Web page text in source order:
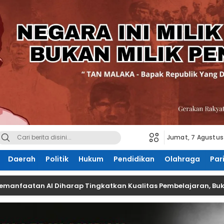
Jumat, 7
Daerah Politik Hukum Pendidikan Olahraga
AI Diharap Tingkatkan Kualitas Pembelajaran, Bukan